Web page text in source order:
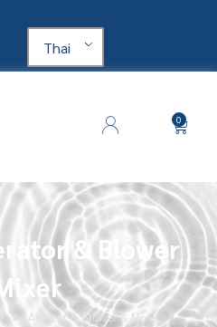
Thai
0
& Blower
Aerator & Blower & Mixer